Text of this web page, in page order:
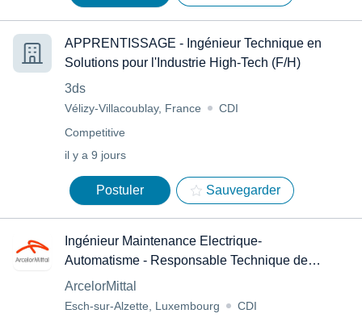
APPRENTISSAGE - Ingénieur Technique en
Solutions pour l'Industrie High-Tech (F/H)
3ds
Vélizy-Villacoublay, France
CDI
Competitive
il y a 9 jours
Postuler Sauvegarder
Ingénieur Maintenance Electrique-
Automatisme - Responsable Technique de
Zone
ArcelorMittal
Esch-sur-Alzette, Luxembourg
CDI